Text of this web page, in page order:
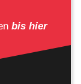
bis hier